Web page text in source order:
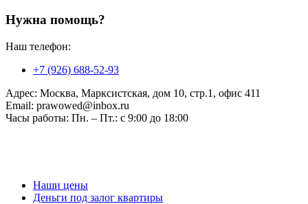
Нужна помощь?
Наш телефон:
+7 (926) 688-52-93
Адрес: Москва, Марксистская, дом 10, стр.1, офис 411
Email: prawowed@inbox.ru
Часы работы: Пн. – Пт.: с 9:00 до 18:00
Наши цены
Деньги под залог квартиры